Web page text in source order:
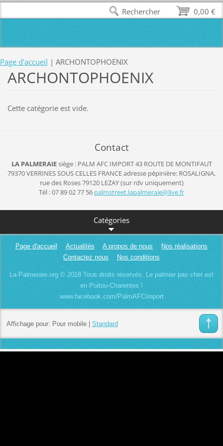
Page d'accueil | ARCHONTOPHOENIX
ARCHONTOPHOENIX
Cette catégorie est vide.
Contact
LA PALMERAIEsiège : PALM AFC IMPORT43 ROUTE DE MONTIFAUT
79370 VERRINES SOUS CELLES FRANCEadresse pépinière: ROSALIGNA,
rue des Roses 79120 LEZAY (sur rdv uniquement)
Tél : 07 89 02 77 56 palmstreet.lapalmeraie@live.fr
Catégories
Page d'accueil Actualités A propos de nous
Nos réalisations
Contactez nous
Nos conditions
La-Palmeraie.org © 2018 Tous droits réservés. Le palmier pas cher est
en Poitou-Charentes !
www.facebook.com/PalmAFCImport
Affichage pour: Pour mobile| Standard
0,00 €
Rechercher